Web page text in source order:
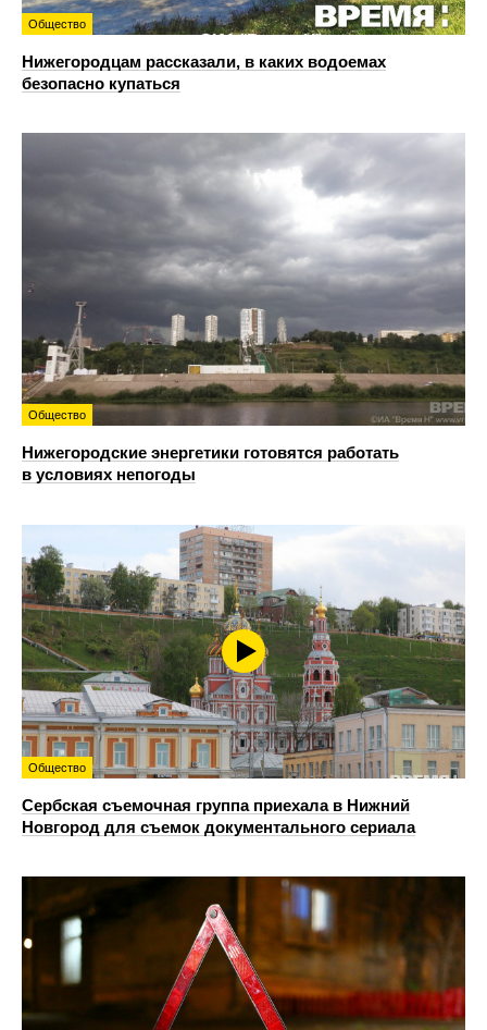
Общество
Нижегородцам рассказали, в каких водоемах
безопасно купаться
Общество
Нижегородские энергетики готовятся работать
в условиях непогоды
Общество
Сербская съемочная группа приехала в Нижний
Новгород для съемок документального сериала